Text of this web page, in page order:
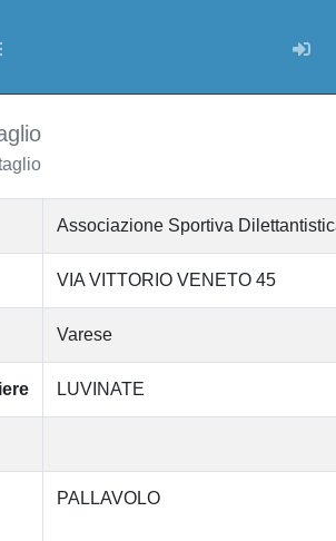
Associazione Sportiva
VIA VITTORIO VENETO 45
Varese
LUVINATE
PALLAVOLO